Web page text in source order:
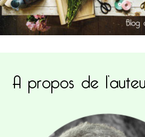
A propos de